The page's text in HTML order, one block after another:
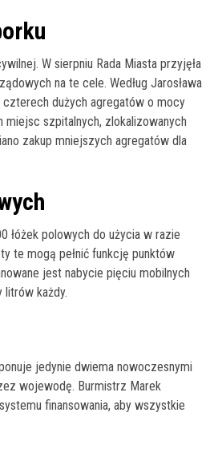
W sierpniu Rada Miasta przyjęła
na te cele. Według Jarosława
dużych agregatów o mocy
szpitalnych, zlokalizowanych
zakup mniejszych agregatów dla
łóżek polowych do użycia w razie
te mogą pełnić funkcję punktów
jest nabycie pięciu mobilnych
każdy.
jedynie dwiema nowoczesnymi
wojewodę. Burmistrz Marek
finansowania, aby wszystkie